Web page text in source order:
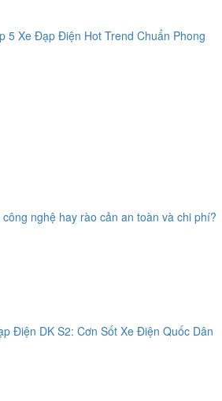
5 Xe Đạp Điện Hot Trend Chuẩn Phong
nghệ hay rào cản an toàn và chi phí?
Điện DK S2: Cơn Sốt Xe Điện Quốc Dân